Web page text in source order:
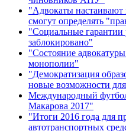
"Адвокаты настаивают
смогут определять
"Социальные гарантии
заблокировано"
"Состояние
монополии"
"Демократизация
новые возможности
Международный
Макарова 2017"
"Итоги 2016 года для
автотранспортных